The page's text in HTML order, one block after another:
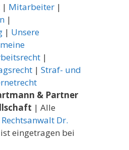
| Mitarbeiter|
|
| Unsere
|
| Straf- und
& Partner
| Alle
Rechtsanwalt Dr.
ist eingetragen bei